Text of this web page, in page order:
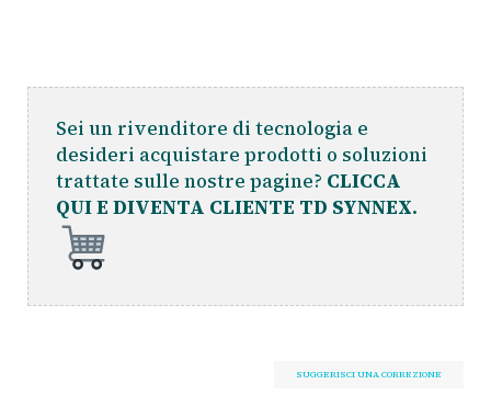
Sei un rivenditore di tecnologia e
desideri acquistare prodotti o soluzioni
trattate sulle nostre pagine? CLICCA
QUI E DIVENTA CLIENTE TD SYNNEX.
SUGGERISCI UNA CORREZIONE